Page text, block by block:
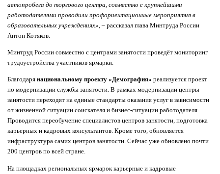
автопробега до торгового центра, совместно с крупнейшими
работодателями проводили профориентационные мероприятия в
образовательных учреждениях» , – рассказал глава Минтруда России
Антон Котяков.
Минтруд России совместно с центрами занятости проведёт мониторинг
трудоустройства участников ярмарки.
Благодаря национальному проекту «Демография» реализуется проект
по модернизации службы занятости. В рамках модернизации центры
занятости переходят на единые стандарты оказания услуг в зависимости
от жизненной ситуации соискателя и бизнес-ситуации работодателя.
Проводится переобучение специалистов центров занятости, подготовка
карьерных и кадровых консультантов. Кроме того, обновляется
инфраструктура самих центров занятости. Сейчас уже обновлено почти
200 центров по всей стране.
На площадках региональных ярмарок карьерные и кадровые